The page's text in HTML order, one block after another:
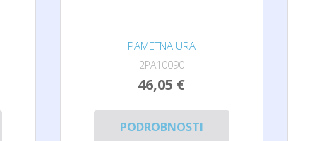
PAMETNA URA
2PA10090
46,05 €
PODROBNOSTI